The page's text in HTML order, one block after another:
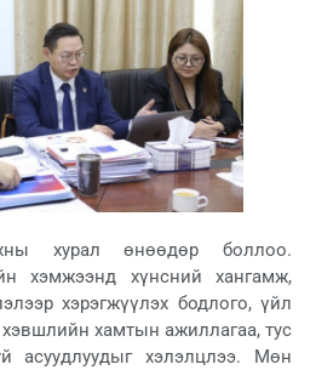
хурал өнөөдөр боллоо.
хэмжээнд хүнсний хангамж,
хэрэгжүүлэх бодлого, үйл
хамтын ажиллагаа, тус
асуудлуудыг хэлэлцлээ. Мөн